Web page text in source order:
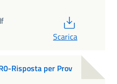
Scarica
Risposta per Prov